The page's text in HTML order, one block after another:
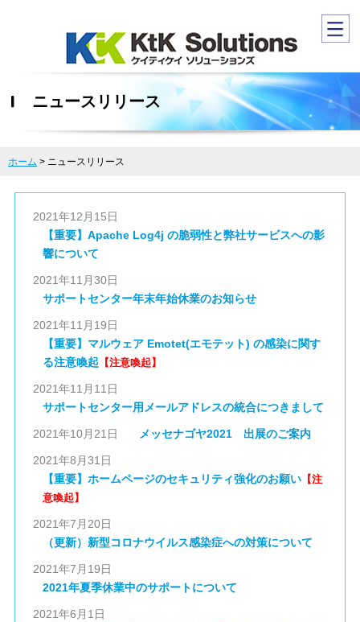
ニュースリリース
ホーム > ニュースリリース
2021年12月15日
【重要】Apache Log4j の脆弱性と弊社サービスへの影
響について
2021年11月30日
サポートセンター年末年始休業のお知らせ
2021年11月19日
【重要】マルウェア Emotet(エモテット) の感染に関す
る注意喚起 【注意喚起】
2021年11月11日
サポートセンター用メールアドレスの統合につきまして
2021年10月21日 メッセナゴヤ2021 出展のご案内
2021年8月31日
【重要】ホームページのセキュリティ強化のお願い 【注
意喚起】
2021年7月20日
（更新）新型コロナウイルス感染症への対策について
2021年7月19日
2021年夏季休業中のサポートについて
2021年6月1日